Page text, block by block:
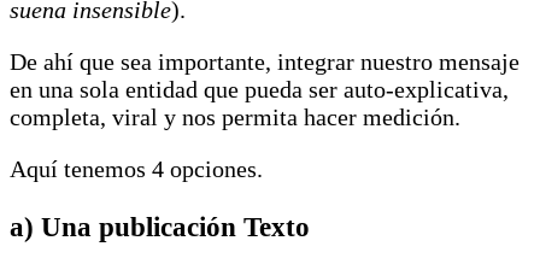
suena insensible).
De ahí que sea importante, integrar nuestro mensaje
en una sola entidad que pueda ser auto-explicativa,
completa, viral y nos permita hacer medición.
Aquí tenemos 4 opciones.
a) Una publicación Texto